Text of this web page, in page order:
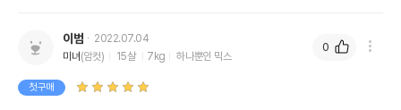
이범
2022.07.04
미녀(암컷) 15살 7kg 하나뿐인 믹스
첫구매
0